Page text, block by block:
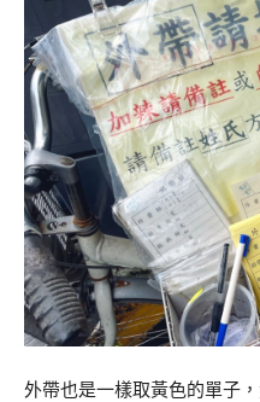
外帶也是一樣取黃色的單子